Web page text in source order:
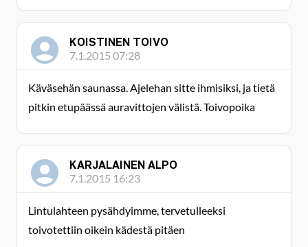
KOISTINEN TOIVO
7.1.2015 07:28
Käväsehän saunassa. Ajelehan sitte ihmisiksi, ja tietä
pitkin etupäässä auravittojen välistä. Toivopoika
KARJALAINEN ALPO
7.1.2015 16:23
Lintulahteen pysähdyimme, tervetulleeksi
toivotettiin oikein kädestä pitäen